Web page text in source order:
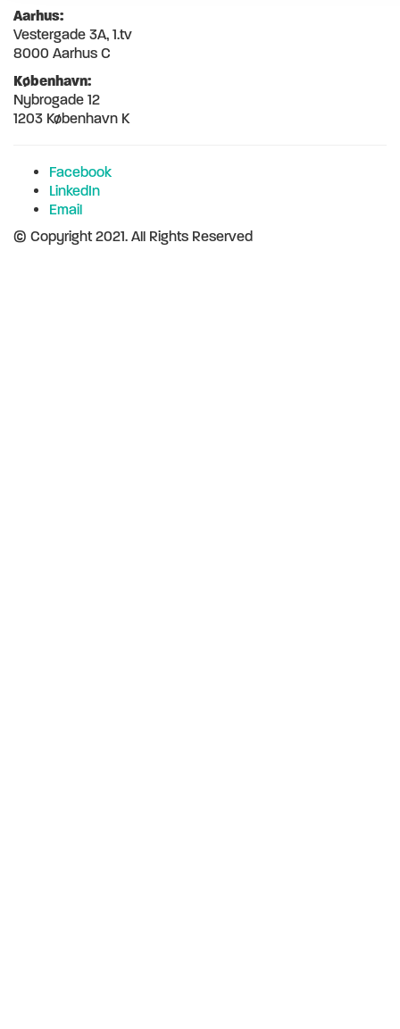
Aarhus:
Vestergade 3A, 1.tv
8000 Aarhus C
København:
Nybrogade 12
1203 København K
Facebook
LinkedIn
Email
© Copyright 2021. All Rights Reserved